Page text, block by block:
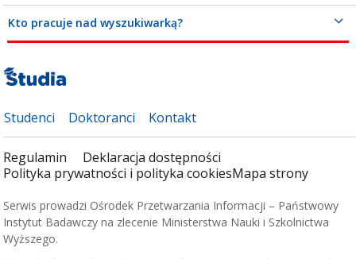
Kto pracuje nad wyszukiwarką?
Studenci Doktoranci Kontakt
Regulamin
Deklaracja dostępności
Polityka prywatności i polityka cookiesMapa strony
Serwis prowadzi Ośrodek Przetwarzania Informacji – Państwowy
Instytut Badawczy na zlecenie Ministerstwa Nauki i Szkolnictwa
Wyższego.